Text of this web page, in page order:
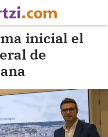
inicial el
de